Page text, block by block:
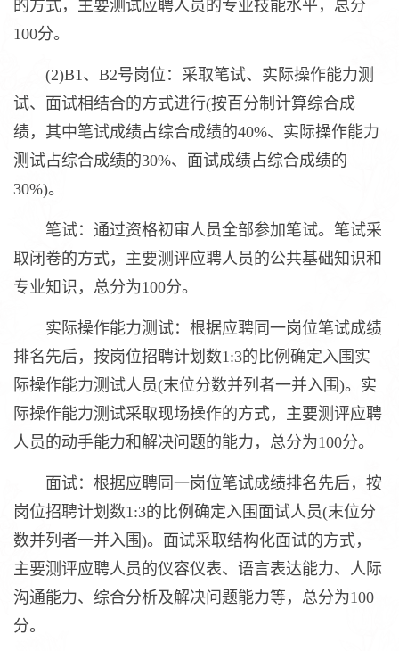
的方式，主要测试应聘人员的专业技能水平，总分
100分。
(2)B1、B2号岗位：采取笔试、实际操作能力测
试、面试相结合的方式进行(按百分制计算综合成
绩，其中笔试成绩占综合成绩的40%、实际操作能力
测试占综合成绩的30%、面试成绩占综合成绩的
30%)。
笔试：通过资格初审人员全部参加笔试。笔试采
取闭卷的方式，主要测评应聘人员的公共基础知识和
专业知识，总分为100分。
实际操作能力测试：根据应聘同一岗位笔试成绩
排名先后，按岗位招聘计划数1:3的比例确定入围实
际操作能力测试人员(末位分数并列者一并入围)。实
际操作能力测试采取现场操作的方式，主要测评应聘
人员的动手能力和解决问题的能力，总分为100分。
面试：根据应聘同一岗位笔试成绩排名先后，按
岗位招聘计划数1:3的比例确定入围面试人员(末位分
数并列者一并入围)。面试采取结构化面试的方式，
主要测评应聘人员的仪容仪表、语言表达能力、人际
沟通能力、综合分析及解决问题能力等，总分为100
分。